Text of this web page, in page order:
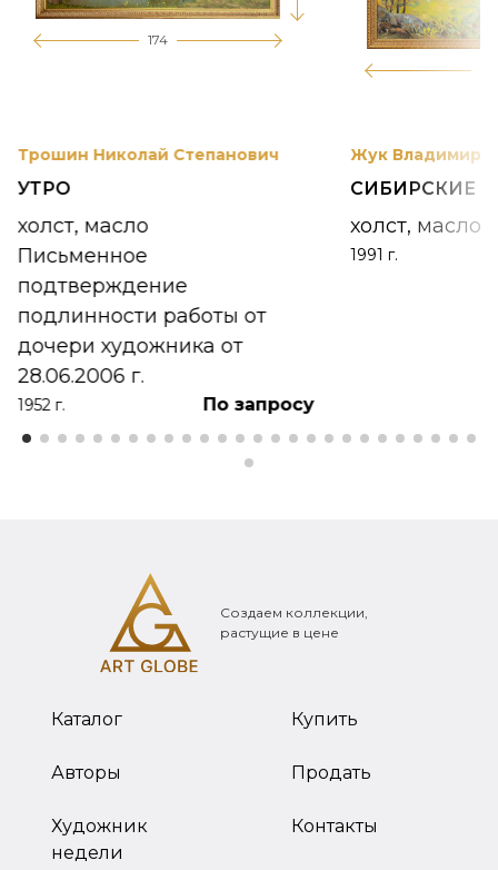
174
Трошин Николай Степанович
УТРО
холст, масло
Письменное
подтверждение
подлинности работы от
дочери художника от
28.06.2006 г.
1952 г. По запросу
Жук Владимир
СИБИРСКИЕ
холст, масло
1991 г.
Создаем коллекции,
растущие в цене
Каталог
Авторы
Художник
недели
Купить
Продать
Контакты